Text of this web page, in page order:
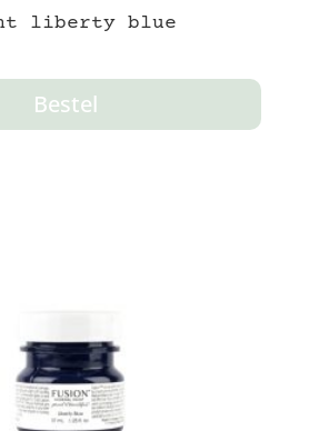
liberty blue
Bestel